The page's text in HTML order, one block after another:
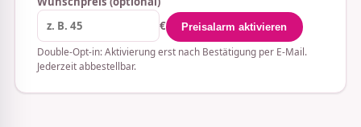
€
Preisalarm aktivieren
Double-Opt-in: Aktivierung erst nach Bestätigung per E-Mail.
Jederzeit abbestellbar.